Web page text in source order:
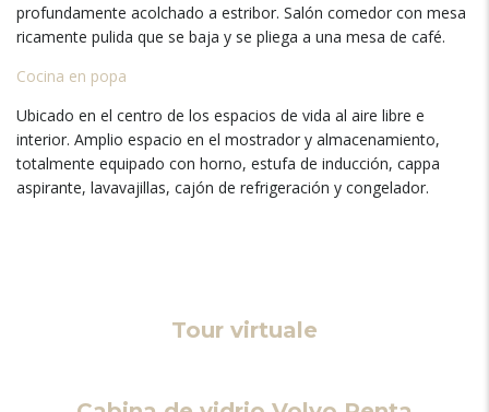
profundamente acolchado a estribor. Salón comedor con mesa
ricamente pulida que se baja y se pliega a una mesa de café.
Cocina en popa
Ubicado en el centro de los espacios de vida al aire libre e
interior. Amplio espacio en el mostrador y almacenamiento,
totalmente equipado con horno, estufa de inducción, cappa
aspirante, lavavajillas, cajón de refrigeración y congelador.
Tour virtuale